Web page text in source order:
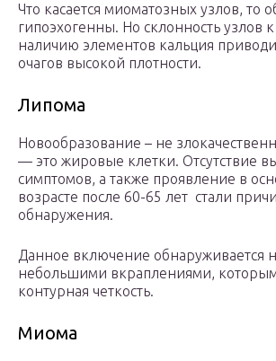
Что касается миоматозных узлов, то
гипоэхогенны. Но склонность узлов
наличию элементов кальция
очагов высокой плотности.
Липома
Новообразование – не
— это жировые клетки. Отсутствие
симптомов, а также проявление в
возрасте после 60-65 лет стали
обнаружения.
Данное включение обнаруживается
небольшими вкраплениями,
контурная четкость.
Миома